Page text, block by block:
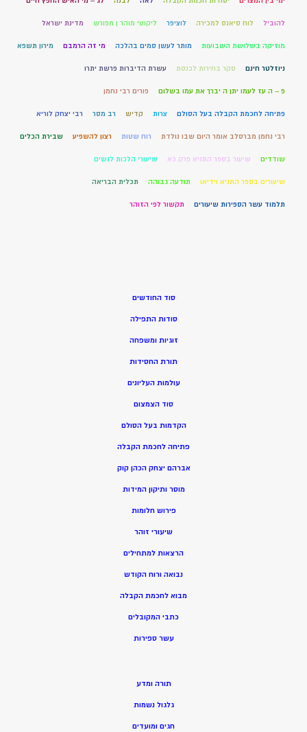
להוביל לוח סיאנס למכירה לוציפר ליקוטי מוהר ן מפורש מדינת ישראל
מוזיקה בשלושת השבועות מותר לעשן סמים בהלכה מי זה הרמבם מירון תשפא
ניוזלטר חינם סקר בחירות לכנסת עשרת הדיברות פרשת יתרו
פ – ה עז לעמו יתן ה יברך את עמו בשלום פורים רבי נחמן
פתיחה לחכמת הקבלה בעל הסולם צרות קדיש רב מסר רבי יצחק לוריא
רבי נחמן מברסלב אומר היום שבו נולדת רוח שטות רצון להשפיע שבירת הכלים
שודדים שיעור בספר התניא פרק כא שיעורי הלכות לנשים
שיעורים בספר התניא וידיאו תודעה גבוהה תכלית הבריאה
תלמוד עשר הספירות שיעורים תקשור לפי הזוהר
סוד החודשים
סודות התפילה
זוגיות ומשפחה
תורת החסידות
עולמות העליונים
סוד הצמצום
הקדמות בעל הסולם
פתיחה לחכמת הקבלה
אברהם יצחק הכהן קוק
מוסר ותיקון המידות
פירוש חלומות
שיעורי זוהר
הרצאות למתחילים
נבואה ורוח הקודש
מבוא לחכמת הקבלה
כתבי המקובלים
עשר ספירות
תורה ומדע
גלגול נשמות
חגים ומועדים